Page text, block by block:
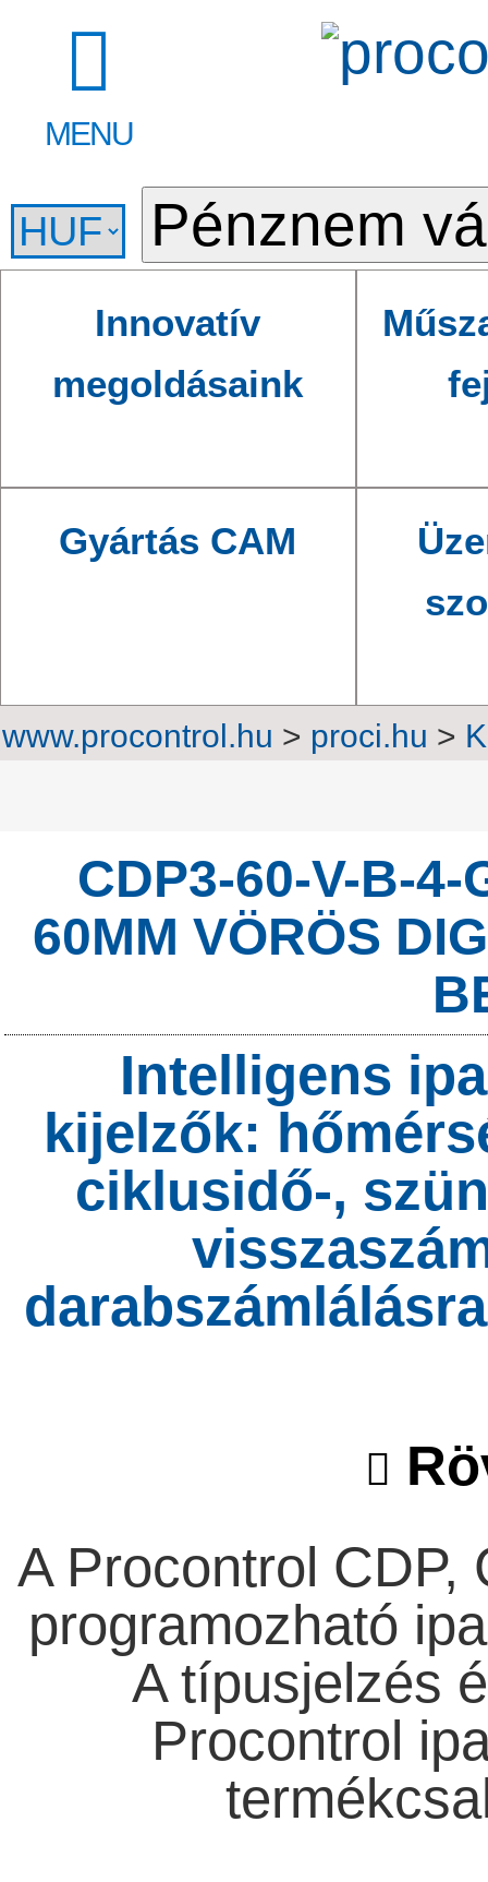
MENU
Innovatív
megoldásaink
Gyártás CAM
www.procontrol.hu > proci.hu >
CDP3-60-V-B-
60MM VÖRÖS
Intelligens
kijelzők:
ciklusidő-,
A Procontrol CDP,
programozható
A típusjelzés
Procontrol